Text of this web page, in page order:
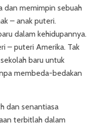
dan memimpin sebuah
– anak puteri.
dalam kehidupannya.
– puteri Amerika. Tak
baru untuk
membeda-bedakan
dan senantiasa
terbitlah dalam